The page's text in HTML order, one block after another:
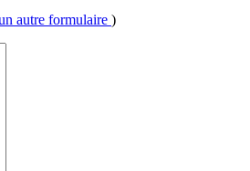
autre formulaire )